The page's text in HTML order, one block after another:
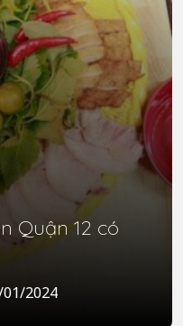
Quận 12 có
01/2024